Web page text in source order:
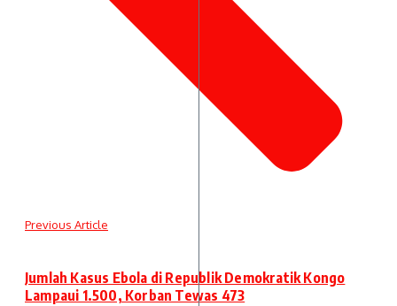
Previous Article
Jumlah Kasus Ebola di Republik Demokratik Kongo
Lampaui 1.500, Korban Tewas 473